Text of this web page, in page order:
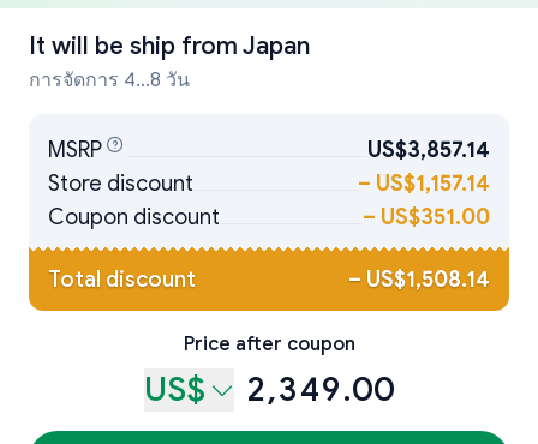
It will be ship from Japan
การจัดการ 4...8 วัน
MSRP
US$3,857.14
Store discount
– US$1,157.14
Coupon discount
– US$351.00
Total discount – US$1,508.14
Price after coupon
US$ 2,349.00